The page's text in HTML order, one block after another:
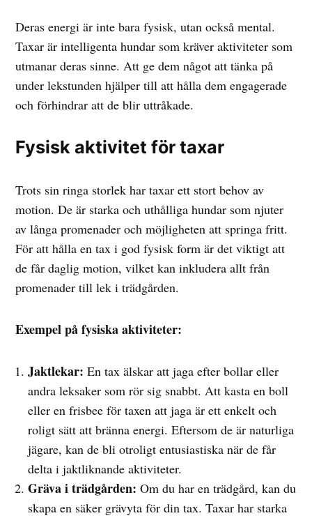
Deras energi är inte bara fysisk, utan också mental.
Taxar är intelligenta hundar som kräver aktiviteter som
utmanar deras sinne. Att ge dem något att tänka på
under lekstunden hjälper till att hålla dem engagerade
och förhindrar att de blir uttråkade.
Fysisk aktivitet för taxar
Trots sin ringa storlek har taxar ett stort behov av
motion. De är starka och uthålliga hundar som njuter
av långa promenader och möjligheten att springa fritt.
För att hålla en tax i god fysisk form är det viktigt att
de får daglig motion, vilket kan inkludera allt från
promenader till lek i trädgården.
Exempel på fysiska aktiviteter:
Jaktlekar: En tax älskar att jaga efter bollar eller
andra leksaker som rör sig snabbt. Att kasta en boll
eller en frisbee för taxen att jaga är ett enkelt och
roligt sätt att bränna energi. Eftersom de är naturliga
jägare, kan de bli otroligt entusiastiska när de får
delta i jaktliknande aktiviteter.
Gräva i trädgården: Om du har en trädgård, kan du
skapa en säker grävyta för din tax. Taxar har starka